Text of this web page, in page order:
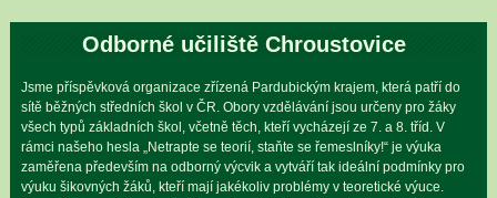
Odborné učiliště Chroustovice
Jsme příspěvková organizace zřízená Pardubickým krajem, která patří do
sítě běžných středních škol v ČR. Obory vzdělávání jsou určeny pro žáky
všech typů základních škol, včetně těch, kteří vycházejí ze 7. a 8. tříd. V
rámci našeho hesla „Netrapte se teorií, staňte se řemeslníky!“ je výuka
zaměřena především na odborný výcvik a vytváří tak ideální podmínky pro
výuku šikovných žáků, kteří mají jakékoliv problémy v teoretické výuce.